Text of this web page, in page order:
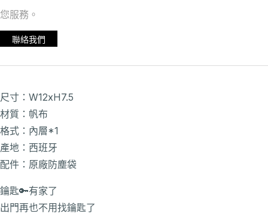
您服務。
聯絡我們
尺寸：W12xH7.5
材質：帆布
格式：內層*1
產地：西班牙
配件：原廠防塵袋
鑰匙🔑有家了
出門再也不用找鑰匙了